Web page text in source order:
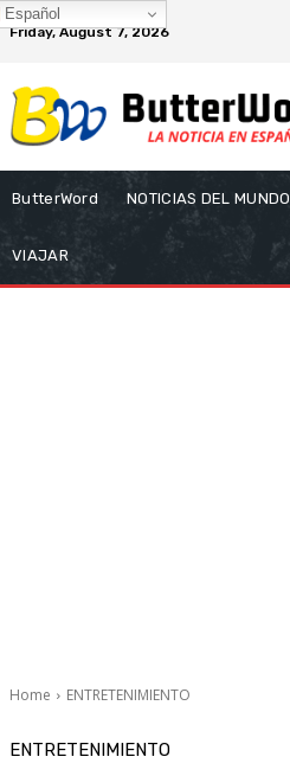
Friday, August 7, 2026
ButterWord NOTICIAS DEL MUNDO
VIAJAR
Home ENTRETENIMIENTO
ENTRETENIMIENTO
Español